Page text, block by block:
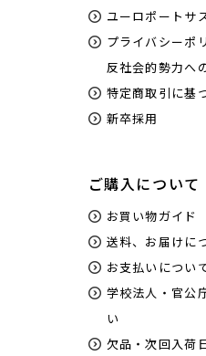
ユーロポートサ
プライバシーポ
反社会的勢力へ
特定商取引に基
新卒採用
ご購入について
お買い物ガイド
送料、お届けに
お支払いについ
学校法人・官公
い
欠品・次回入荷